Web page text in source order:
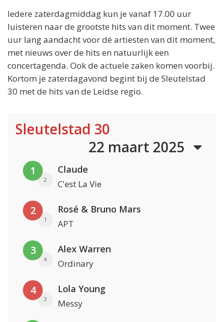
Iedere zaterdagmiddag kun je vanaf 17.00 uur
luisteren naar de grootste hits van dit moment. Twee
uur lang aandacht voor dé artiesten van dit moment,
met nieuws over de hits en natuurlijk een
concertagenda. Ook de actuele zaken komen voorbij.
Kortom je zaterdagavond begint bij de Sleutelstad
30 met de hits van de Leidse regio.
Sleutelstad 30
22 maart 2025
1
2
Claude
C'est La Vie
2
1
Rosé & Bruno Mars
APT
3
4
Alex Warren
Ordinary
4
3
Lola Young
Messy